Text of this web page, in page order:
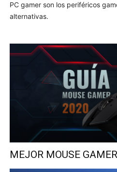
PC gamer son los periféricos
alternativas.
MEJOR MOUSE